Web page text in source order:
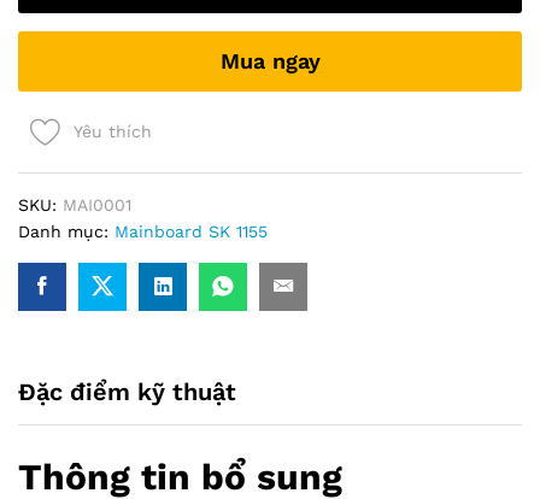
+
VGA
M2)
quantity
Mua ngay
Yêu thích
SKU: MAI0001
Danh mục: Mainboard SK 1155
Đặc điểm kỹ thuật
Thông tin bổ sung